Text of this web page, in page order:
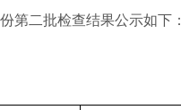
第二批检查结果公示如下：